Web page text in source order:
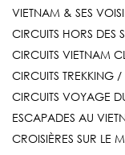
VIETNAM & SES
CIRCUITS HORS DES
CIRCUITS VIETNAM
CIRCUITS TREKKING
CIRCUITS VOYAGE
ESCAPADES AU
CROISIÈRES SUR LE